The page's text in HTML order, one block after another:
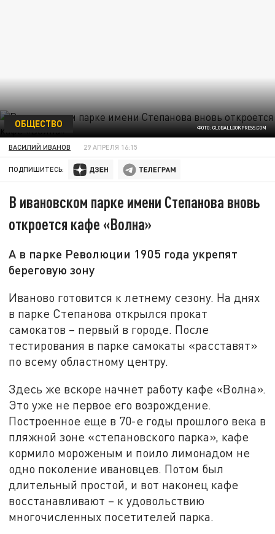
ФОТО: GLOBALLOOKPRESS.COM
ОБЩЕСТВО
ВАСИЛИЙ ИВАНОВ 29 АПРЕЛЯ 16:15
ПОДПИШИТЕСЬ:
В ивановском парке имени Степанова вновь
откроется кафе «Волна»
А в парке Революции 1905 года укрепят
береговую зону
Иваново готовится к летнему сезону. На днях
в парке Степанова открылся прокат
самокатов – первый в городе. После
тестирования в парке самокаты «расставят»
по всему областному центру.
Здесь же вскоре начнет работу кафе «Волна».
Это уже не первое его возрождение.
Построенное еще в 70-е годы прошлого века в
пляжной зоне «степановского парка», кафе
кормило мороженым и поило лимонадом не
одно поколение ивановцев. Потом был
длительный простой, и вот наконец кафе
восстанавливают – к удовольствию
многочисленных посетителей парка.